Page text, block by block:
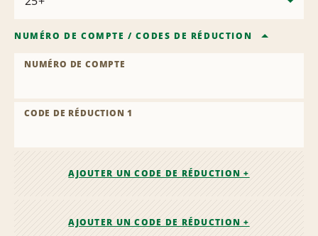
NUMÉRO DE COMPTE /CODES DE RÉDUCTION
NUMÉRO DE COMPTE
CODE DE RÉDUCTION 1
AJOUTER UN CODE DE RÉDUCTION +
AJOUTER UN CODE DE RÉDUCTION +